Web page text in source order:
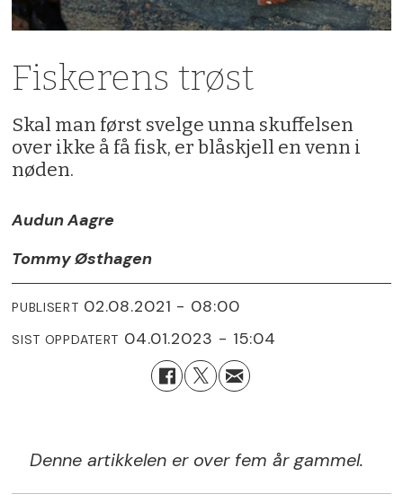
Fiskerens trøst
Skal man først svelge unna skuffelsen
over ikke å få fisk, er blåskjell en venn i
nøden.
Audun Aagre
Tommy Østhagen
PUBLISERT 02.08.2021 - 08:00
SIST OPPDATERT 04.01.2023 - 15:04
Denne artikkelen er over fem år gammel.